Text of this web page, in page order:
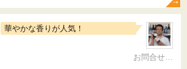
華やかな香りが人気！
お問合せ 092-321-1597